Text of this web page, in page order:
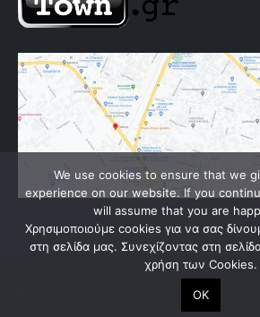
We use cookies to ensure that we
experience on our website. If you
will assume that you are
Χρησιμοποιούμε cookies για να σας
στη σελίδα μας. Συνεχίζοντας στη
χρήση των Cookies.
OK